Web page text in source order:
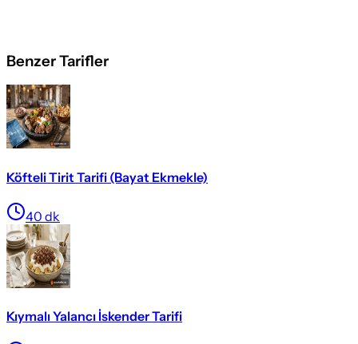
Benzer Tarifler
Köfteli Tirit Tarifi (Bayat Ekmekle)
40 dk
Kıymalı Yalancı İskender Tarifi